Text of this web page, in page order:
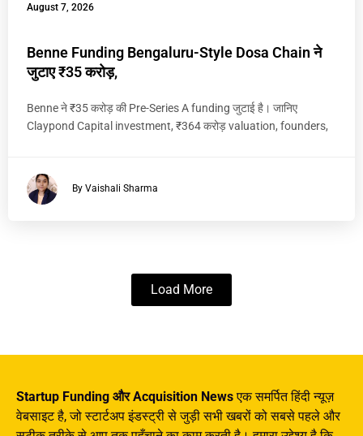
August 7, 2026
Benne Funding Bengaluru-Style Dosa Chain ने
जुटाए ₹35 करोड़,
Benne ने ₹35 करोड़ की Pre-Series A funding जुटाई है। जानिए
Claypond Capital investment, ₹364 करोड़ valuation, founders,
By Vaishali Sharma
Load More
Startup Funding और Acquisition Newsएक समर्पित हिंदी न्यूज़
वेबसाइट है, जो स्टार्टअप इंडस्ट्री से जुड़ी सभी खबरों को सबसे पहले और